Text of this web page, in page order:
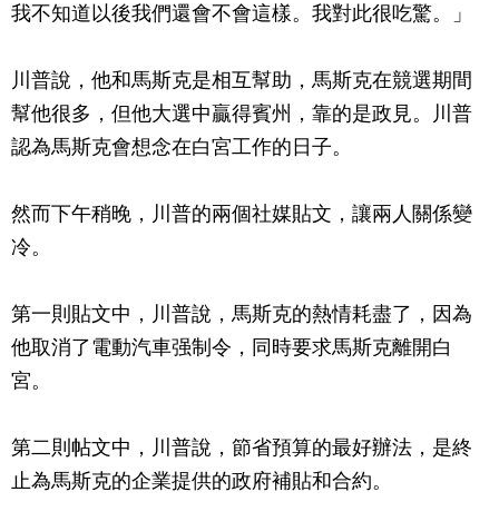
我不知道以後我們還會不會這樣。我對此很吃驚。」
川普說，他和馬斯克是相互幫助，馬斯克在競選期間
幫他很多，但他大選中贏得賓州，靠的是政見。川普
認為馬斯克會想念在白宮工作的日子。
然而下午稍晚，川普的兩個社媒貼文，讓兩人關係變
冷。
第一則貼文中，川普說，馬斯克的熱情耗盡了，因為
他取消了電動汽車强制令，同時要求馬斯克離開白
宮。
第二則帖文中，川普說，節省預算的最好辦法，是終
止為馬斯克的企業提供的政府補貼和合約。